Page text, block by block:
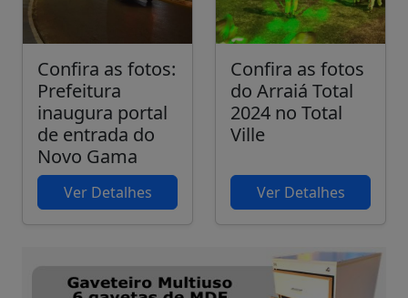
Confira as fotos:
Prefeitura
inaugura portal
de entrada do
Novo Gama
Ver Detalhes
Confira as fotos
do Arraiá Total
2024 no Total
Ville
Ver Detalhes